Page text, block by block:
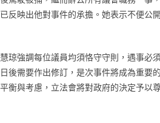
反映出他對事件的承擔。她表示不便公
琼強調每位議員均須恪守守則，遇事必
後需要作出修訂，是次事件將成為重要
衡與考慮，立法會將對政府的決定予以